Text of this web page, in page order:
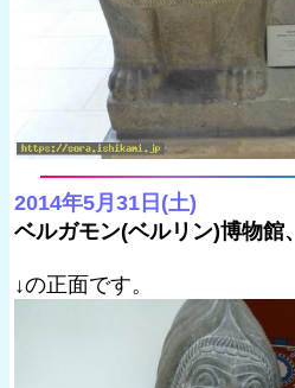
2014年5月31日(土)
ベルガモン(ベルリン)博物館、
↓の正面です。